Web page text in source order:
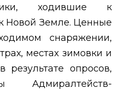
ходившие к
Новой Земле. Ценные
снаряжении,
местах зимовки и
результате опросов,
Адмиралтейств-